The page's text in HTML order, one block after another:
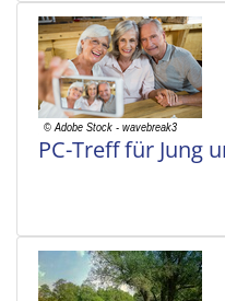
PC-Treff für Jung